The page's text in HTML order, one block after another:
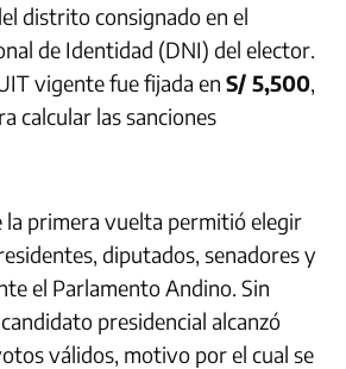
distrito consignado en el
de Identidad (DNI) del elector.
vigente fue fijada enS/ 5,500,
calcular las sanciones
la primera vuelta permitió elegir
diputados, senadores y
el Parlamento Andino. Sin
presidencial alcanzó
válidos, motivo por el cual se